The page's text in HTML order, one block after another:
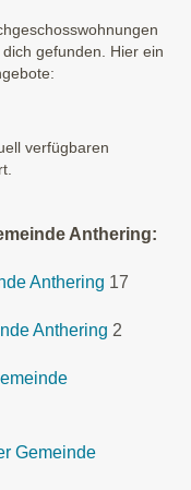
gefunden. Hier ein
verfügbaren
Anthering:
Anthering 17
Anthering 2
Gemeinde